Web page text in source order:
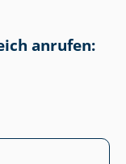
anrufen: